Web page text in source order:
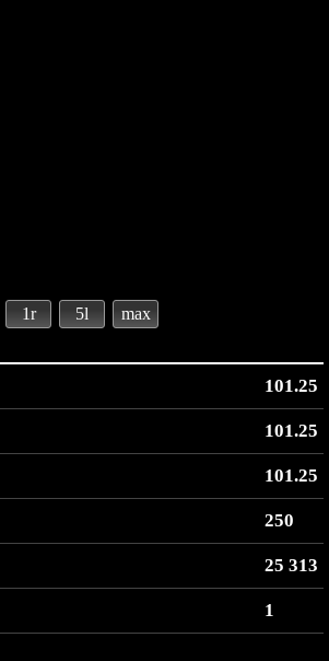
1r 5l max
101.25
101.25
101.25
250
25 313
1